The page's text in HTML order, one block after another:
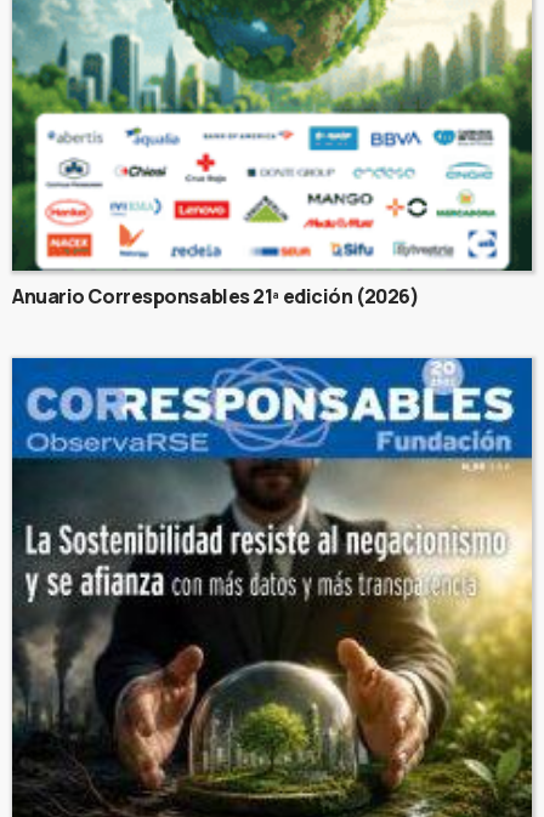
Anuario Corresponsables 21ª edición (2026)